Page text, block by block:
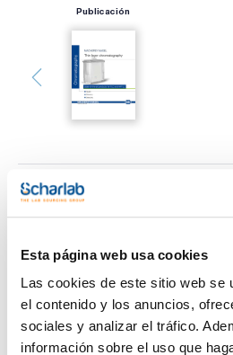
Esta página web usa cookies
Las cookies de este sitio web se
el contenido y los anuncios,
sociales y analizar el tráfico.
información sobre el uso que
Publicación
producto
Tipo : Nano-SIL HD
Adsorbente : Gel de sílice
Indicador : No
Dimensiones (mm) : 50x50
Pack (u.) : 100
Las placas TLC SIL HC son placas
Ver más